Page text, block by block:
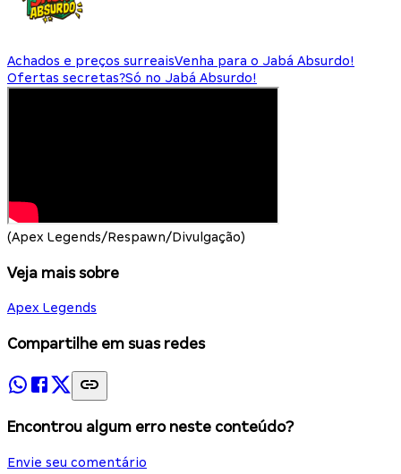
Achados e preços surreaisVenha para o Jabá Absurdo!
Ofertas secretas?Só no Jabá Absurdo!
(Apex Legends/Respawn/Divulgação)
Veja mais sobre
Apex Legends
Compartilhe em suas redes
Encontrou algum erro neste conteúdo?
Envie seu comentário